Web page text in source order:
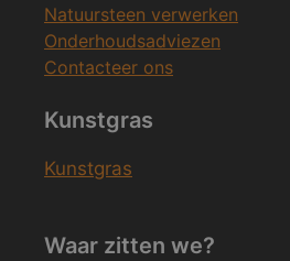
Natuursteen verwerken
Onderhoudsadviezen
Contacteer ons
Kunstgras
Kunstgras
Waar zitten we?